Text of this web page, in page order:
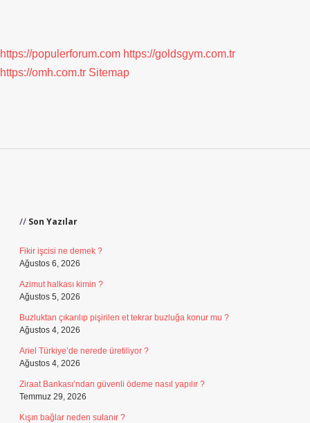
https://populerforum.com https://goldsgym.com.tr
https://omh.com.tr Sitemap
Son Yazılar
Fikir işcisi ne demek ?
Ağustos 6, 2026
Azimut halkası kimin ?
Ağustos 5, 2026
Buzluktan çıkarılıp pişirilen et tekrar buzluğa konur mu ?
Ağustos 4, 2026
Ariel Türkiye’de nerede üretiliyor ?
Ağustos 4, 2026
Ziraat Bankası’ndan güvenli ödeme nasıl yapılır ?
Temmuz 29, 2026
Kışın bağlar neden sulanır ?